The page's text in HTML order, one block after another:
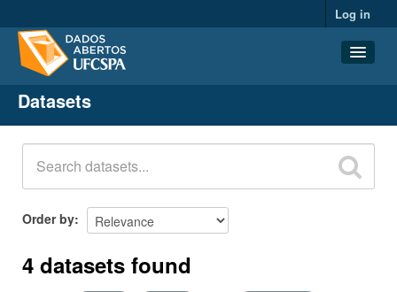
Log in
Datasets
Organizations
Groups
About
Datasets
Order by
4 datasets found